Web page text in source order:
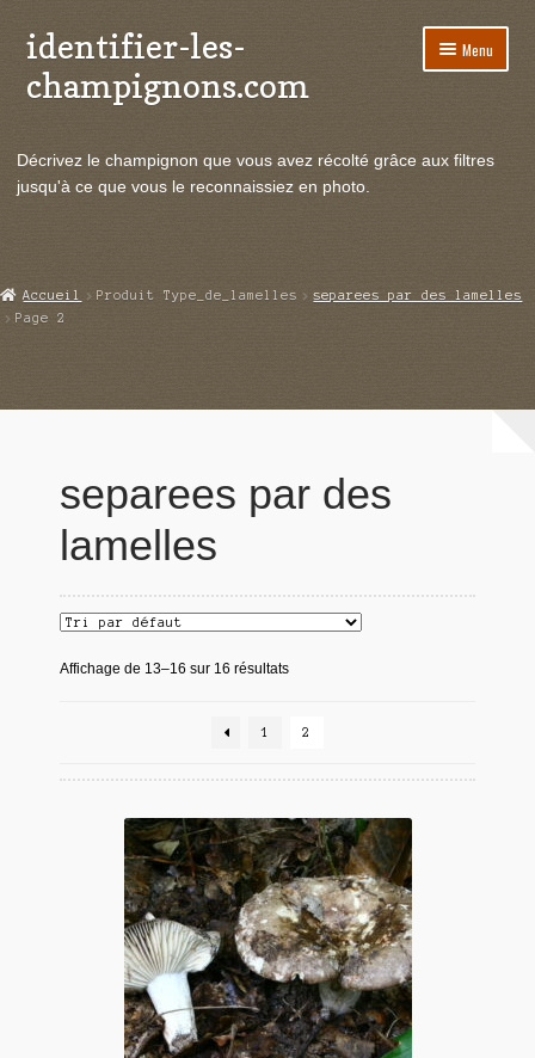
Aller
à
la
Aller
au
contenu
identifier-les-
champignons.com
Menu
le
Actualités
menu
Echanges et contacts
Ouvrir
Décrivez le champignon que vous avez récolté grâce aux filtres
jusqu'à ce que vous le reconnaissiez en photo.
Accueil Produit Type_de_lamelles
separees par des lamelles
Page 2
separees par des
lamelles
Affichage de 13–16 sur 16 résultats
1 2